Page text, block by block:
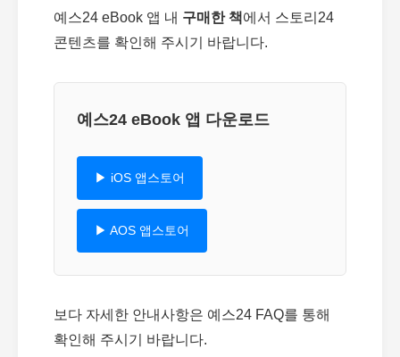
예스24 eBook 앱 내 구매한 책에서 스토리24
콘텐츠를 확인해 주시기 바랍니다.
예스24 eBook 앱 다운로드
▶ iOS 앱스토어
▶ AOS 앱스토어
보다 자세한 안내사항은 예스24 FAQ를 통해
확인해 주시기 바랍니다.